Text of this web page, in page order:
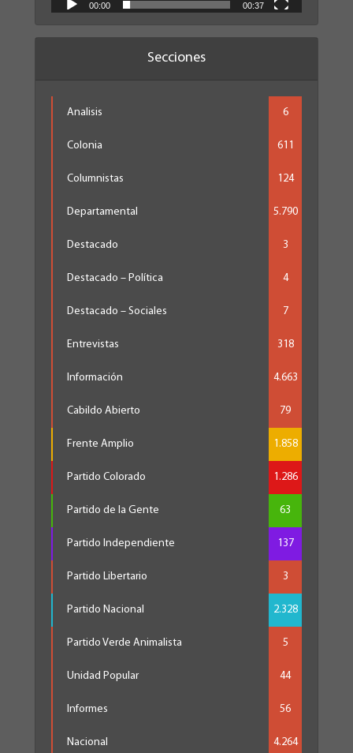
00:00 00:37
Secciones
Analisis 6
Colonia 611
Columnistas 124
Departamental 5.790
Destacado 3
Destacado – Política 4
Destacado – Sociales 7
Entrevistas 318
Información 4.663
Cabildo Abierto 79
Frente Amplio 1.858
Partido Colorado 1.286
Partido de la Gente 63
Partido Independiente 137
Partido Libertario 3
Partido Nacional 2.328
Partido Verde Animalista 5
Unidad Popular 44
Informes 56
Nacional 4.264